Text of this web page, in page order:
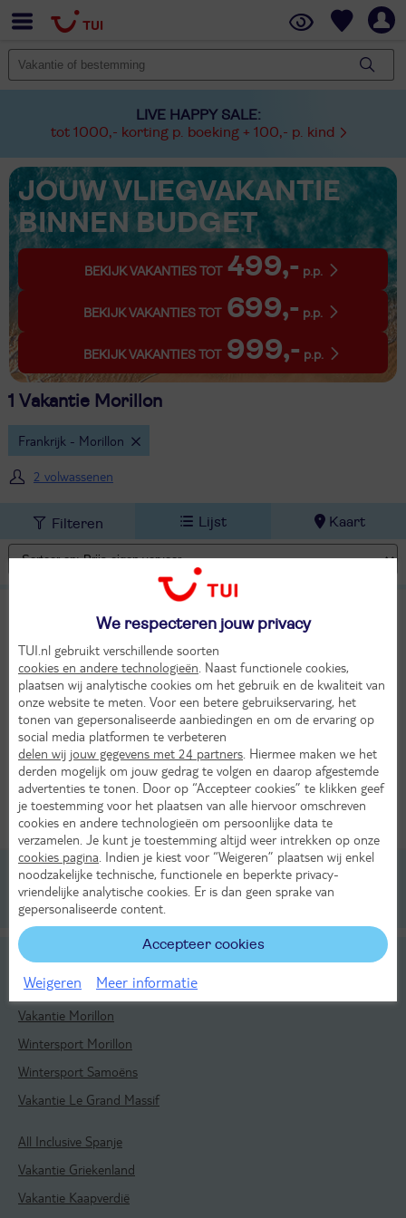
LIVE HAPPY SALE:
tot 1000,- korting p. boeking + 100,- p. kind
JOUW VLIEGVAKANTIE
BINNEN BUDGET
BEKIJK VAKANTIES TOT 499,- p.p.
BEKIJK VAKANTIES TOT 699,- p.p.
BEKIJK VAKANTIES TOT 999,- p.p.
1 Vakantie Morillon
Frankrijk - Morillon
2 volwassenen
Filteren Lijst Kaart
Appartementen
Frankrijk Franse Alpen Haute Savoie
KASSAKORTING
11°
in mrt
Za 27 mrt 2027
8 dagen (7 nachten)
Eigen vervoer
Logies
Skipas
420,-
per persoon
Bekijk
Alle verplichte kosten inbegrepen!
Reizen Frankrijk Franse Alpen Haute Savoie Le Grand Massif
Bekijk ook
Wintersport Le Grand Massif
Vakantie Morillon
Wintersport Morillon
Wintersport Samoëns
Vakantie Le Grand Massif
All Inclusive Spanje
Vakantie Griekenland
Vakantie Kaapverdië
We respecteren jouw privacy
TUI.nl gebruikt verschillende soorten
cookies en andere technologieën . Naast functionele cookies,
plaatsen wij analytische cookies om het gebruik en de kwaliteit van
onze website te meten. Voor een betere gebruikservaring, het
tonen van gepersonaliseerde aanbiedingen en om de ervaring op
social media platformen te verbeteren
delen wij jouw gegevens met 24 partners . Hiermee maken we het
derden mogelijk om jouw gedrag te volgen en daarop afgestemde
advertenties te tonen. Door op “Accepteer cookies” te klikken geef
je toestemming voor het plaatsen van alle hiervoor omschreven
cookies en andere technologieën om persoonlijke data te
verzamelen. Je kunt je toestemming altijd weer intrekken op onze
cookies pagina . Indien je kiest voor “Weigeren” plaatsen wij enkel
noodzakelijke technische, functionele en beperkte privacy-
vriendelijke analytische cookies. Er is dan geen sprake van
gepersonaliseerde content.
Accepteer cookies
Weigeren Meer informatie